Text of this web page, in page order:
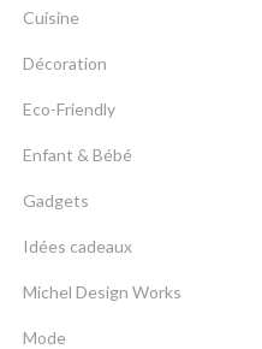
Cuisine
Décoration
Eco-Friendly
Enfant & Bébé
Gadgets
Idées cadeaux
Michel Design Works
Mode